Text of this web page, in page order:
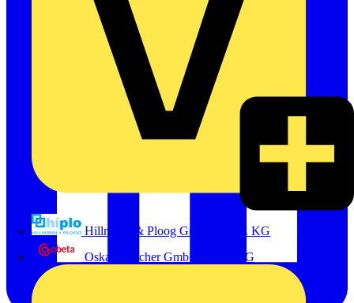
Hillmann & Ploog GmbH & Co. KG
Oskar Böttcher GmbH & Co. KG